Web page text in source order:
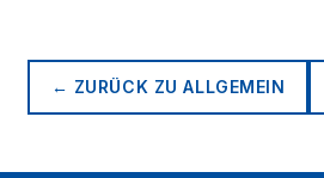
← ZURÜCK ZUALLGEMEIN